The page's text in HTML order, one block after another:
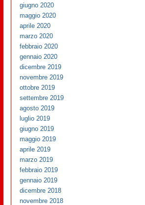
giugno 2020
maggio 2020
aprile 2020
marzo 2020
febbraio 2020
gennaio 2020
dicembre 2019
novembre 2019
ottobre 2019
settembre 2019
agosto 2019
luglio 2019
giugno 2019
maggio 2019
aprile 2019
marzo 2019
febbraio 2019
gennaio 2019
dicembre 2018
novembre 2018